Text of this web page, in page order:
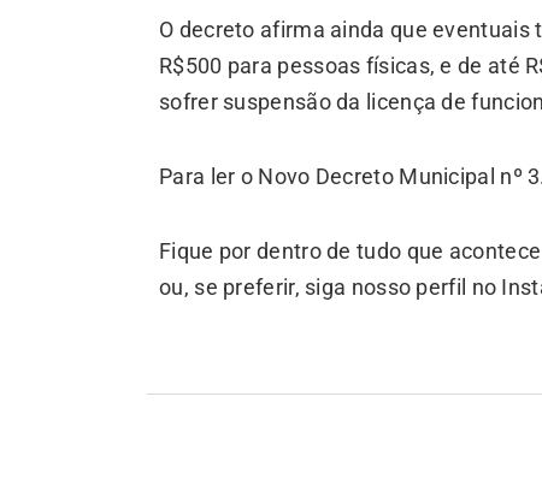
O decreto afirma ainda que
R$500 para pessoas físicas, e de até
sofrer suspensão da licença de
Para ler o Novo Decreto Municipal nº
Fique por dentro de tudo que
ou, se preferir, siga nosso perfil no